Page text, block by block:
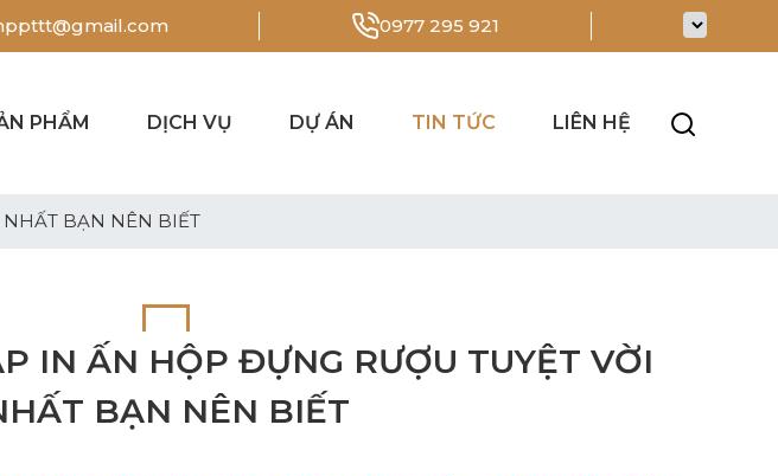
0977 295 921
PHẨM DỊCH VỤ DỰ ÁN TIN TỨC LIÊN HỆ
BẠN NÊN BIẾT
IN ẤN HỘP ĐỰNG RƯỢU TUYỆT VỜI
BẠN NÊN BIẾT